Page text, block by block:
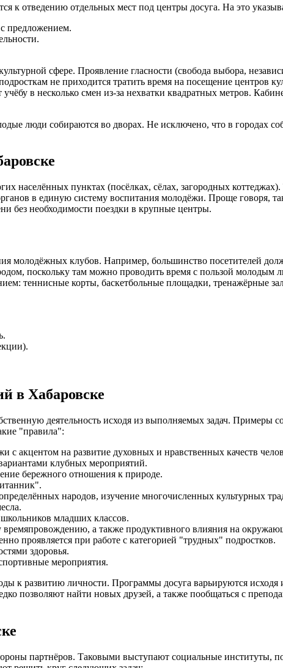
к отведению отдельных мест под центры досуга. На это
предложением.
сфере. Проявление гласности (свобода выбора,
не приходится тратить время на посещение центров
в несколько смен из-за нехватки квадратных метров.
люди собираются во дворах. Не исключено, что в городах
населённых пунктах (посёлках, сёлах, загородных
в единую систему воспитания молодёжи. Проще говоря,
без необходимости поездки в крупные центры.
молодёжных клубов. Например, большинство посетителей
поскольку там можно проводить время с пользой молодым
теннисные корты, баскетбольные площадки, тренажёрные
в Хабаровске
деятельность исходя из выполняемых задач. Примеры
"правила":
с акцентом на развитие духовных и нравственных качеств
клубных мероприятий.
бережного отношения к природе.
народов, изучение многочисленных культурных
младших классов.
а также продуктивного влияния на
проявляется при работе с категорией "трудных" подростков.
здоровья.
мероприятия.
к развитию личности. Программы досуга варьируются исходя
позволяют найти новых друзей, а также пообщаться с
партнёров. Таковыми выступают социальные